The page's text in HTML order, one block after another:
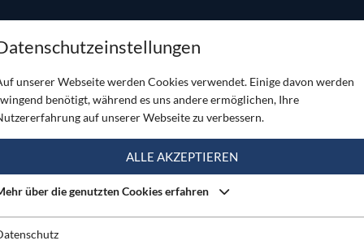
(19)
01.08.2026
TEST PHARIO 360 FERRATA
Wir haben uns das Phario 360°
Klettersteigset von Singing
unserer Webseite werden Cookies verwendet. Einige davon werden
benötigt, während es uns andere ermöglichen, Ihre
auf unserer Webseite zu verbessern.
ALLE AKZEPTIEREN
über die genutzten Cookies erfahren